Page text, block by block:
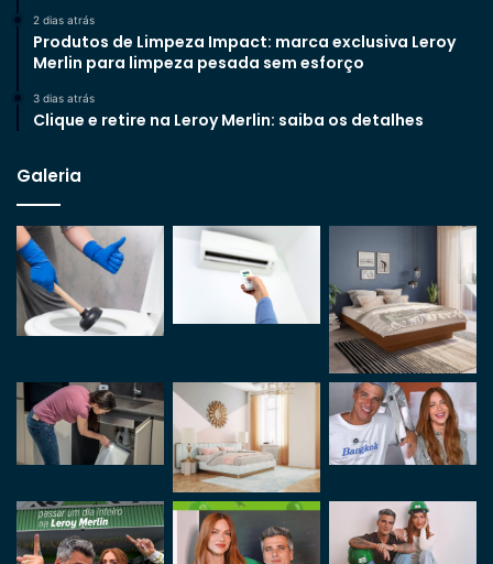
2 dias atrás
Produtos de Limpeza Impact: marca exclusiva Leroy
Merlin para limpeza pesada sem esforço
3 dias atrás
Clique e retire na Leroy Merlin: saiba os detalhes
Galeria